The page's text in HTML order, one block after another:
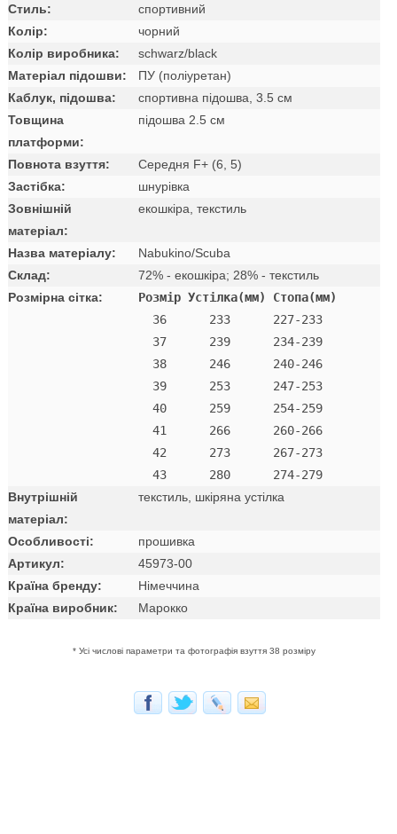
Стиль:
спортивний
Колір:
чорний
Колір виробника:
schwarz/black
Матеріал підошви:
ПУ (поліуретан)
Каблук, підошва:
спортивна підошва, 3.5 см
Товщина
платформи:
підошва 2.5 см
Повнота взуття:
Середня F+ (6, 5)
Застібка:
шнурівка
Зовнішній
матеріал:
екошкіра, текстиль
Назва матеріалу:
Nabukino/Scuba
Склад:
72% - екошкіра; 28% - текстиль
Розмірна сітка:
Розмір Устілка(мм) Стопа(мм)
  36      233      227-233
  37      239      234-239
  38      246      240-246
  39      253      247-253
  40      259      254-259
  41      266      260-266
  42      273      267-273
Внутрішній
матеріал:
текстиль, шкіряна устілка
Особливості:
прошивка
Артикул:
45973-00
Країна бренду:
Німеччина
Країна виробник:
Марокко
* Усі числові параметри та фотографія взуття 38 розміру